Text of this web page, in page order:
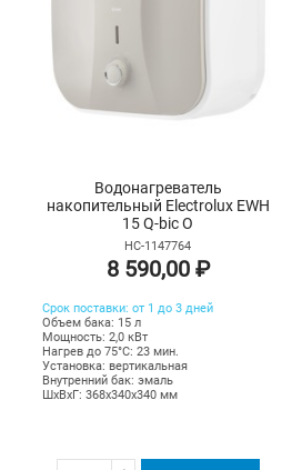
Водонагреватель
накопительный Electrolux EWH
15 Q-bic O
НС-1147764
8 590,00 ₽
Срок поставки: от 1 до 3 дней
Объем бака: 15 л
Мощность: 2,0 кВт
Нагрев до 75°С: 23 мин.
Установка: вертикальная
Внутренний бак: эмаль
ШхВхГ: 368х340х340 мм